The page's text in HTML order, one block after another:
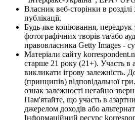
Власник веб-сторінки в
публікації.
Будь-яке копіювання, передрук
фотографічних творів та/або
правовласника Getty Images -
Матеріали сайту
старше 21 року (21+). Участь в
викликати ігрову залежність.
(принципів) відповідальної
ознак залежності негайно
Пам'ятайте, що участь в
джерелом доходів або
Інформаційний ресурс